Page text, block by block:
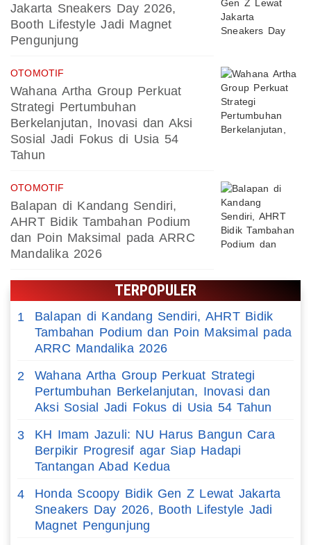
Jakarta Sneakers Day 2026,
Booth Lifestyle Jadi Magnet
Pengunjung
OTOMOTIF
Wahana Artha Group Perkuat
Strategi Pertumbuhan
Berkelanjutan, Inovasi dan Aksi
Sosial Jadi Fokus di Usia 54
Tahun
OTOMOTIF
Balapan di Kandang Sendiri,
AHRT Bidik Tambahan Podium
dan Poin Maksimal pada ARRC
Mandalika 2026
TERPOPULER
1
Balapan di Kandang Sendiri, AHRT Bidik
Tambahan Podium dan Poin Maksimal pada
ARRC Mandalika 2026
2
Wahana Artha Group Perkuat Strategi
Pertumbuhan Berkelanjutan, Inovasi dan
Aksi Sosial Jadi Fokus di Usia 54 Tahun
3
KH Imam Jazuli: NU Harus Bangun Cara
Berpikir Progresif agar Siap Hadapi
Tantangan Abad Kedua
4
Honda Scoopy Bidik Gen Z Lewat Jakarta
Sneakers Day 2026, Booth Lifestyle Jadi
Magnet Pengunjung